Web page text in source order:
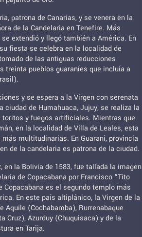
patrona de Canarias, y se venera en la
de la Candelaria en Tenefire. Más
extendió y llegó también a América. En
fiesta se celebra en la localidad de
de las antiguas reducciones
treinta pueblos guaraníes que incluía a
y se espera a la Virgen con serenata
ciudad de Humahuaca, Jujuy, se realiza la
y fuegos artificiales. Mientras que
en la localidad de Villa de Leales, esta
multitudinarias. En Guaraní, provincia
de la candelaria es patrona de la ciudad.
en la Bolivia de 1583, fue tallada la imagen
de Copacabana por Francisco “Tito
Copacabana es el segundo templo más
En este país altiplánico, la Virgen de la
Aquile (Cochabamba), Rurrenabaque
Cruz), Azurduy (Chuquisaca) y de la
en Tarija.